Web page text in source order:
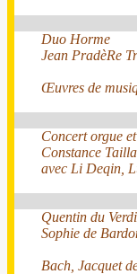
Duo Horme
Jean PradèRe
Œuvres de
Concert orgue
Constance
avec Li Deqin,
Quentin du
Sophie de
Bach, Jacquet